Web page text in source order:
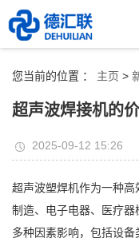
您当前的位置 ： 主页 >
超声波焊接机的
2025-09-12 15:26
超声波塑焊机作为一种
制造、电子电器、医疗
多种因素影响，包括设